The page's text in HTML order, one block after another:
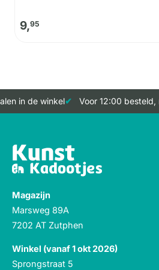
9,95
in de winkel Voor 12:00 besteld,
Magazijn
Marsweg 89A
7202 AT Zutphen
Winkel (vanaf 1 okt 2026)
Sprongstraat 5